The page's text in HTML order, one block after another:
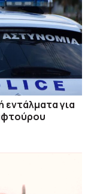
εντάλματα για